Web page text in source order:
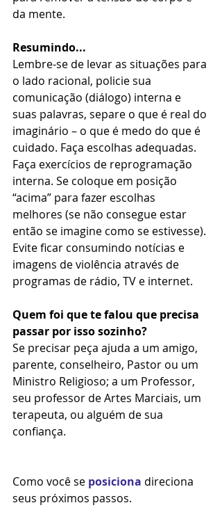
da mente.
Resumindo...
Lembre-se de levar as situações para
o lado racional, policie sua
comunicação (diálogo) interna e
suas palavras, separe o que é real do
imaginário – o que é medo do que é
cuidado. Faça escolhas adequadas.
Faça exercícios de reprogramação
interna. Se coloque em posição
“acima” para fazer escolhas
melhores (se não consegue estar
então se imagine como se estivesse).
Evite ficar consumindo notícias e
imagens de violência através de
programas de rádio, TV e internet.
Quem foi que te falou que precisa
passar por isso sozinho?
Se precisar peça ajuda a um amigo,
parente, conselheiro, Pastor ou um
Ministro Religioso; a um Professor,
seu professor de Artes Marciais, um
terapeuta, ou alguém de sua
confiança.
Como você se posiciona direciona
seus próximos passos.